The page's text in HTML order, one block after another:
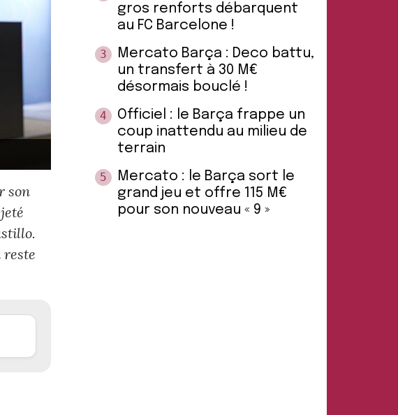
son
reste
gros renforts débarquent
au FC Barcelone !
3
Mercato Barça : Deco battu,
un transfert à 30 M€
désormais bouclé !
4
Officiel : le Barça frappe un
coup inattendu au milieu de
terrain
5
Mercato : le Barça sort le
grand jeu et offre 115 M€
pour son nouveau « 9 »